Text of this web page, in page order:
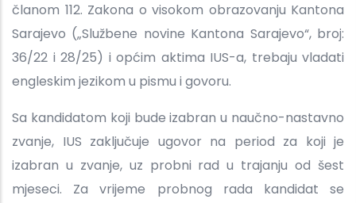
članom 112. Zakona o visokom obrazovanju Kantona
Sarajevo („Službene novine Kantona Sarajevo“, broj:
36/22 i 28/25) i općim aktima IUS-a, trebaju vladati
engleskim jezikom u pismu i govoru.
Sa kandidatom koji bude izabran u naučno-nastavno
zvanje, IUS zaključuje ugovor na period za koji je
izabran u zvanje, uz probni rad u trajanju od šest
mjeseci. Za vrijeme probnog rada kandidat se